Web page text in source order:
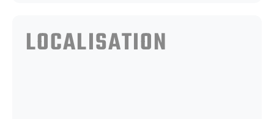
LOCALISATION